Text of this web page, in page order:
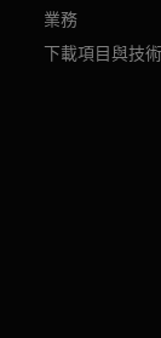
業務
下載項目與技